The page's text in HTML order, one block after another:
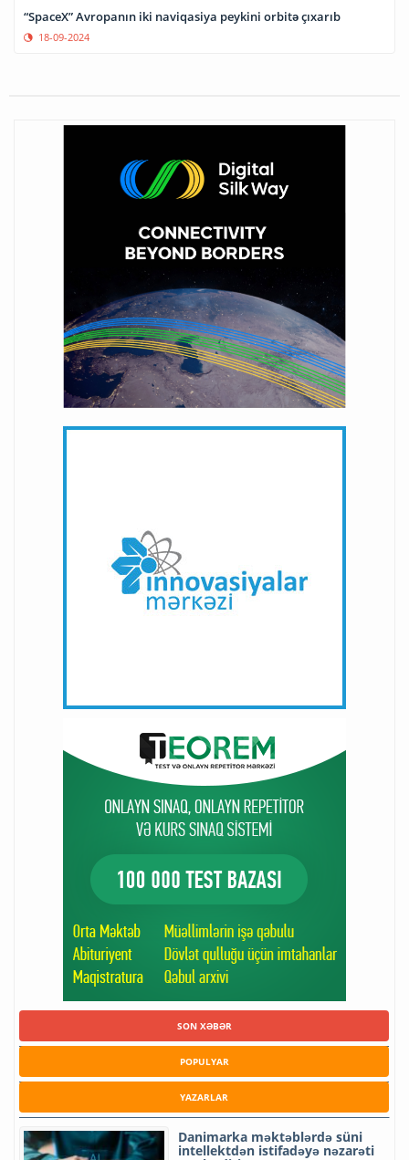
“SpaceX” Avropanın iki naviqasiya peykini orbitə çıxarıb
18-09-2024
SON XƏBƏR
POPULYAR
YAZARLAR
Danimarka məktəblərdə süni
intellektdən istifadəyə nəzarəti